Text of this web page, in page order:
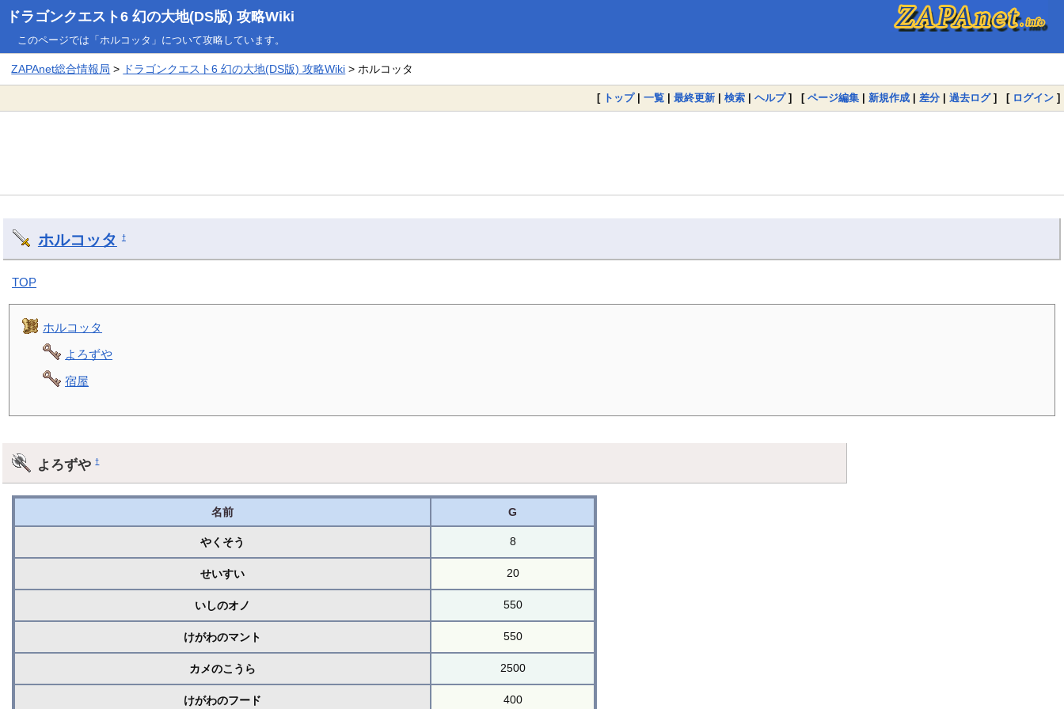
ドラゴンクエスト6 幻の大地(DS版) 攻略Wiki
このページでは「ホルコッタ」について攻略しています。
ZAPAnet総合情報局 > ドラゴンクエスト6 幻の大地(DS版) 攻略Wiki > ホルコッタ
[ トップ| 一覧 | 最終更新 | 検索 | ヘルプ] [ ページ編集 | 新規作成 | 差分 | 過去ログ] [ ログイン ]
ホルコッタ †
TOP
ホルコッタ
よろずや
宿屋
よろずや†
名前 G
やくそう 8
せいすい 20
いしのオノ 550
けがわのマント 550
カメのこうら 2500
けがわのフード 400